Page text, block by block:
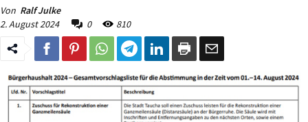
Von Ralf Julke
2. August 2024
0 810